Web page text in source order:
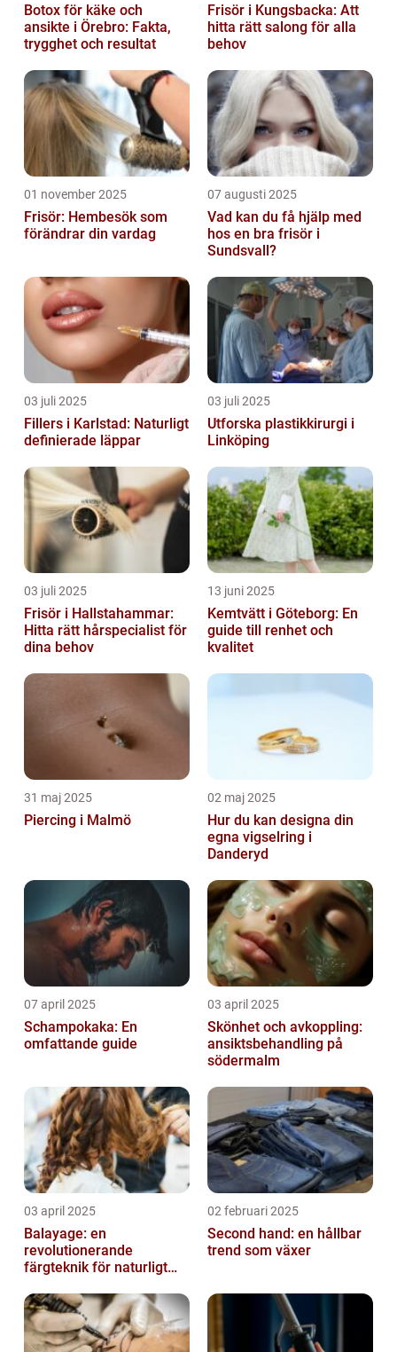
Botox för käke och
ansikte i Örebro: Fakta,
trygghet och resultat
Frisör i Kungsbacka: Att
hitta rätt salong för alla
behov
01 november 2025
Frisör: Hembesök som
förändrar din vardag
07 augusti 2025
Vad kan du få hjälp med
hos en bra frisör i
Sundsvall?
03 juli 2025
Fillers i Karlstad: Naturligt
definierade läppar
03 juli 2025
Utforska plastikkirurgi i
Linköping
03 juli 2025
Frisör i Hallstahammar:
Hitta rätt hårspecialist för
dina behov
13 juni 2025
Kemtvätt i Göteborg: En
guide till renhet och
kvalitet
31 maj 2025
Piercing i Malmö
02 maj 2025
Hur du kan designa din
egna vigselring i
Danderyd
07 april 2025
Schampokaka: En
omfattande guide
03 april 2025
Skönhet och avkoppling:
ansiktsbehandling på
södermalm
03 april 2025
Balayage: en
revolutionerande
färgteknik för naturligt
02 februari 2025
Second hand: en hållbar
trend som växer